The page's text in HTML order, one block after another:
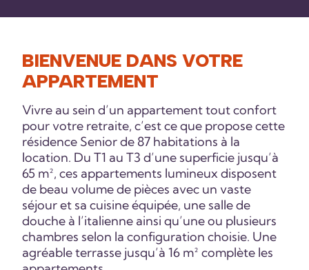
BIENVENUE DANS VOTRE
APPARTEMENT
Vivre au sein d’un appartement tout confort
pour votre retraite, c’est ce que propose cette
résidence Senior de 87 habitations à la
location. Du T1 au T3 d’une superficie jusqu’à
65 m², ces appartements lumineux disposent
de beau volume de pièces avec un vaste
séjour et sa cuisine équipée, une salle de
douche à l’italienne ainsi qu’une ou plusieurs
chambres selon la configuration choisie. Une
agréable terrasse jusqu’à 16 m² complète les